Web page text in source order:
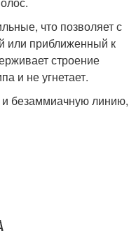
что позволяет с
или приближенный к
строение
и не угнетает.
и безаммиачную линию,